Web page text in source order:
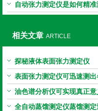
自动张力测定仪是如何精
相关文章 ARTICLE
探秘液体表面张力测定仪
表面张力测定仪可迅速测
体的表面张力值
油色谱分析仪可实现真正
近室温运行
全自动蒸馏测定仪蒸馏测